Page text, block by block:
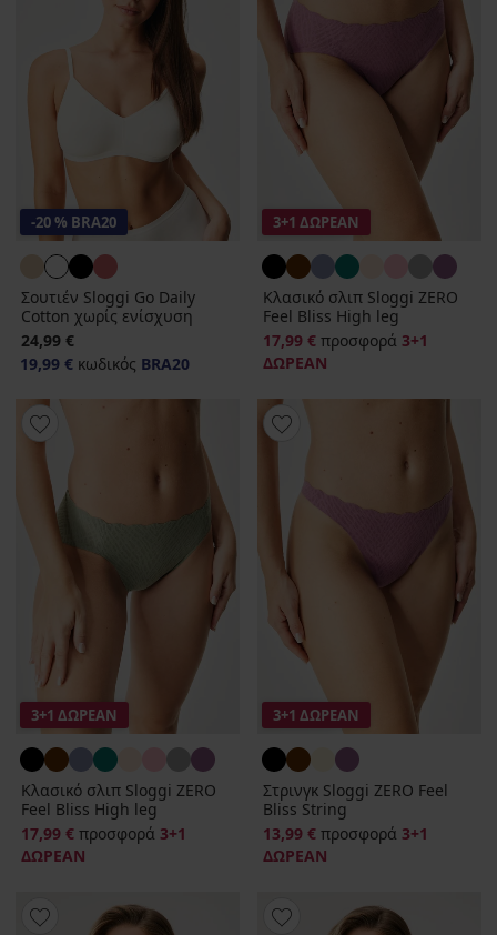
-20 % BRA20
Σουτιέν Sloggi Go Daily
Cotton χωρίς ενίσχυση
24,99 €
19,99 € κωδικός BRA20
3+1 ΔΩΡΕΑΝ
Κλασικό σλιπ Sloggi ZERO
Feel Bliss High leg
17,99 € προσφορά 3+1
ΔΩΡΕΑΝ
3+1 ΔΩΡΕΑΝ
Κλασικό σλιπ Sloggi ZERO
Feel Bliss High leg
17,99 € προσφορά 3+1
ΔΩΡΕΑΝ
3+1 ΔΩΡΕΑΝ
Στρινγκ Sloggi ZERO Feel
Bliss String
13,99 € προσφορά 3+1
ΔΩΡΕΑΝ